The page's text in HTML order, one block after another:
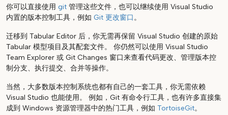
你可以直接使用 git 管理这些文件，也可以继续使用 Visual Studio
内置的版本控制工具，例如 Git 更改窗口。
迁移到 Tabular Editor 后，你无需再保留 Visual Studio 创建的原始
Tabular 模型项目及其配套文件。 你仍然可以使用 Visual Studio
Team Explorer 或 Git Changes 窗口来查看代码更改、管理版本控
制分支、执行提交、合并等操作。
当然，大多数版本控制系统也都有自己的一套工具，你无需依赖
Visual Studio 也能使用。 例如，Git 有命令行工具，也有许多直接集
成到 Windows 资源管理器中的热门工具，例如 TortoiseGit。